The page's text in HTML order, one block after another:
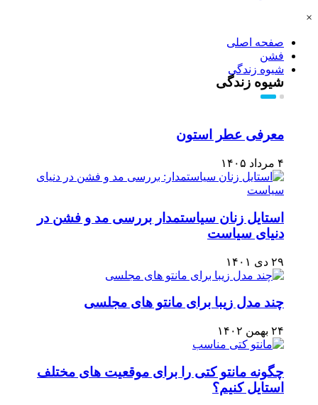
×
صفحه اصلی
فشن
شیوه زندگی
شیوه زندگی
معرفی عطر استون
۴ مرداد ۱۴۰۵
استایل زنان سیاستمدار بررسی مد و فشن در
دنیای سیاست
۲۹ دی ۱۴۰۱
چند مدل زیبا برای مانتو های مجلسی
۲۴ بهمن ۱۴۰۲
چگونه مانتو کتی را برای موقعیت های مختلف
استایل کنیم؟